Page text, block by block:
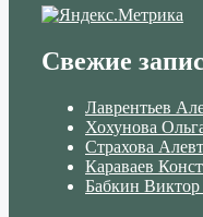
Свежие
Лаврентьев
Хохунова
Страхова
Караваев
Бабкин Виктор